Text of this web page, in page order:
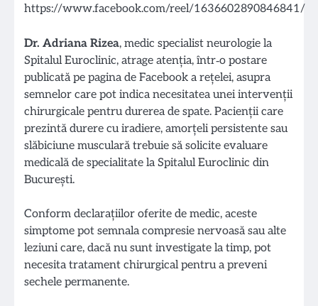
Dr. Adriana Rizea, medic specialist neurologie la
Spitalul Euroclinic, atrage atenția, într‑o postare
publicată pe pagina de Facebook a rețelei, asupra
semnelor care pot indica necesitatea unei intervenții
chirurgicale pentru durerea de spate. Pacienții care
prezintă durere cu iradiere, amorțeli persistente sau
slăbiciune musculară trebuie să solicite evaluare
medicală de specialitate la Spitalul Euroclinic din
București.
Conform declarațiilor oferite de medic, aceste
simptome pot semnala compresie nervoasă sau alte
leziuni care, dacă nu sunt investigate la timp, pot
necesita tratament chirurgical pentru a preveni
sechele permanente.